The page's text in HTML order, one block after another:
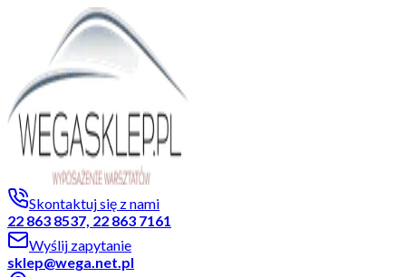
Skontaktuj się z nami
22 863 8537, 22 863 7161
Wyślij zapytanie
sklep@wega.net.pl